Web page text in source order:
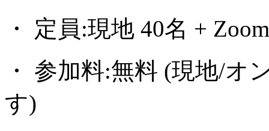
・ 定員:現地 40名 +
・ 参加料:無料 (現地/オ
す)